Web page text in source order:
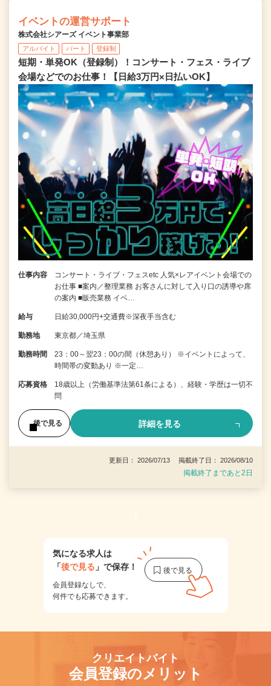
イベントの運営サポート
株式会社シアーズ イベント事業部
アルバイト パート 登録制
短期・単発OK（登録制）！コンサート・フェス・ライブ
会場などでのお仕事！【日給3万円×日払いOK】
仕事内容
コンサート・ライブ・フェスetc 人気×レアイベント会場での
お仕事 ■案内／整理業務 お客さんに対して入り口の誘導や席
の案内 ■販売業務 イベ…
給与 日給30,000円+交通費※深夜手当含む
勤務地 東京都／埼玉県
勤務時間
23：00～翌23：00の間（休憩あり） ※イベントによって、
時間帯の変動あり ※一定…
応募資格
18歳以上（労働基準法第61条による）、経験・学歴は一切不
問
後で見る 詳細を見る
更新日： 2026/07/13 掲載終了日： 2026/08/10
掲載終了まであと2日
1
気になる求人は
「後で見る 」で保存！
会員登録なしで、
何件でも応募できます。
クリエイトバイト
会員登録のメリット